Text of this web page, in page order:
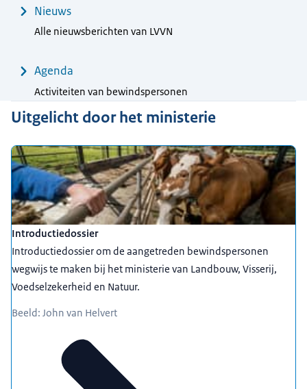
Nieuws
Alle nieuwsberichten van LVVN
Agenda
Activiteiten van bewindspersonen
Uitgelicht door het ministerie
Introductiedossier
Introductiedossier om de aangetreden bewindspersonen
wegwijs te maken bij het ministerie van Landbouw, Visserij,
Voedselzekerheid en Natuur.
Beeld: John van Helvert